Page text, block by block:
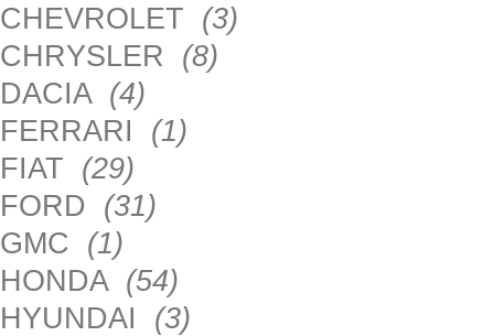
CHEVROLET (3)
CHRYSLER (8)
DACIA (4)
FERRARI (1)
FIAT (29)
FORD (31)
GMC (1)
HONDA (54)
HYUNDAI (3)